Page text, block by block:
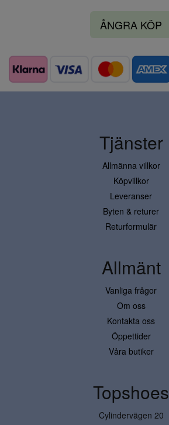
ÅNGRA KÖP
Tjänster
Allmänna villkor
Köpvillkor
Leveranser
Byten & returer
Returformulär
Allmänt
Vanliga frågor
Om oss
Kontakta oss
Öppettider
Våra butiker
Topshoes
Cylindervägen 20